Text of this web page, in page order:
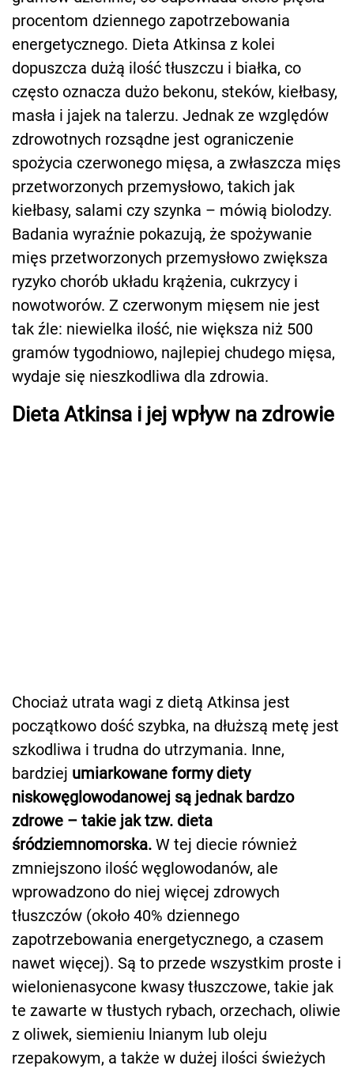
procentom dziennego zapotrzebowania
energetycznego. Dieta Atkinsa z kolei
dopuszcza dużą ilość tłuszczu i białka, co
często oznacza dużo bekonu, steków, kiełbasy,
masła i jajek na talerzu. Jednak ze względów
zdrowotnych rozsądne jest ograniczenie
spożycia czerwonego mięsa, a zwłaszcza mięs
przetworzonych przemysłowo, takich jak
kiełbasy, salami czy szynka – mówią biolodzy.
Badania wyraźnie pokazują, że spożywanie
mięs przetworzonych przemysłowo zwiększa
ryzyko chorób układu krążenia, cukrzycy i
nowotworów. Z czerwonym mięsem nie jest
tak źle: niewielka ilość, nie większa niż 500
gramów tygodniowo, najlepiej chudego mięsa,
wydaje się nieszkodliwa dla zdrowia.
Dieta Atkinsa i jej wpływ na zdrowie
Chociaż utrata wagi z dietą Atkinsa jest
początkowo dość szybka, na dłuższą metę jest
szkodliwa i trudna do utrzymania. Inne,
bardziej umiarkowane formy diety
niskowęglowodanowej są jednak bardzo
zdrowe – takie jak tzw. dieta
śródziemnomorska. W tej diecie również
zmniejszono ilość węglowodanów, ale
wprowadzono do niej więcej zdrowych
tłuszczów (około 40% dziennego
zapotrzebowania energetycznego, a czasem
nawet więcej). Są to przede wszystkim proste i
wielonienasycone kwasy tłuszczowe, takie jak
te zawarte w tłustych rybach, orzechach, oliwie
z oliwek, siemieniu lnianym lub oleju
rzepakowym, a także w dużej ilości świeżych